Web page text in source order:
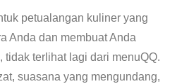
petualangan kuliner yang
Anda dan membuat Anda
tidak terlihat lagi dari menuQQ.
suasana yang mengundang,